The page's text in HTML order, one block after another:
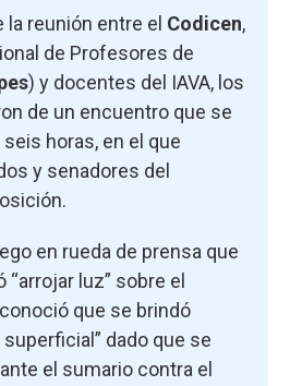
la reunión entre el Codicen,
de Profesores de
) y docentes del IAVA, los
de un encuentro que se
horas, en el que
y senadores del
en rueda de prensa que
luz” sobre el
que se brindó
dado que se
el sumario contra el